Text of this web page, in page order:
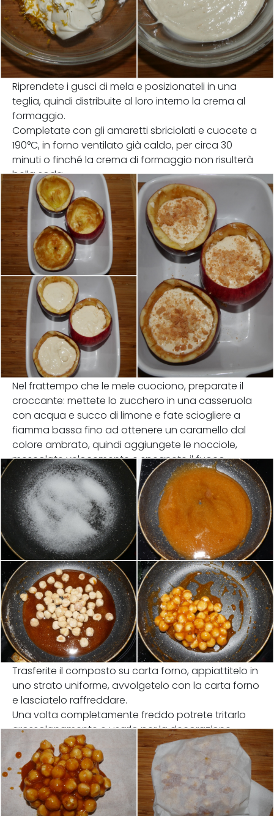
Riprendete i gusci di mela e posizionateli in una
teglia, quindi distribuite al loro interno la crema al
formaggio.
Completate con gli amaretti sbriciolati e cuocete a
190°C, in forno ventilato già caldo, per circa 30
minuti o finché la crema di formaggio non risulterà
bella soda.
Nel frattempo che le mele cuociono, preparate il
croccante: mettete lo zucchero in una casseruola
con acqua e succo di limone e fate sciogliere a
fiamma bassa fino ad ottenere un caramello dal
colore ambrato, quindi aggiungete le nocciole,
mescolate velocemente e spegnete il fuoco.
Trasferite il composto su carta forno, appiattitelo in
uno strato uniforme, avvolgetelo con la carta forno
e lasciatelo raffreddare.
Una volta completamente freddo potrete tritarlo
grossolanamente e usarlo per la decorazione.